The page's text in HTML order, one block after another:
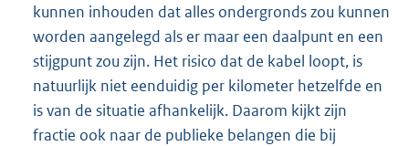
kunnen inhouden dat alles ondergronds zou kunnen
worden aangelegd als er maar een daalpunt en een
stijgpunt zou zijn. Het risico dat de kabel loopt, is
natuurlijk niet eenduidig per kilometer hetzelfde en
is van de situatie afhankelijk. Daarom kijkt zijn
fractie ook naar de publieke belangen die bij